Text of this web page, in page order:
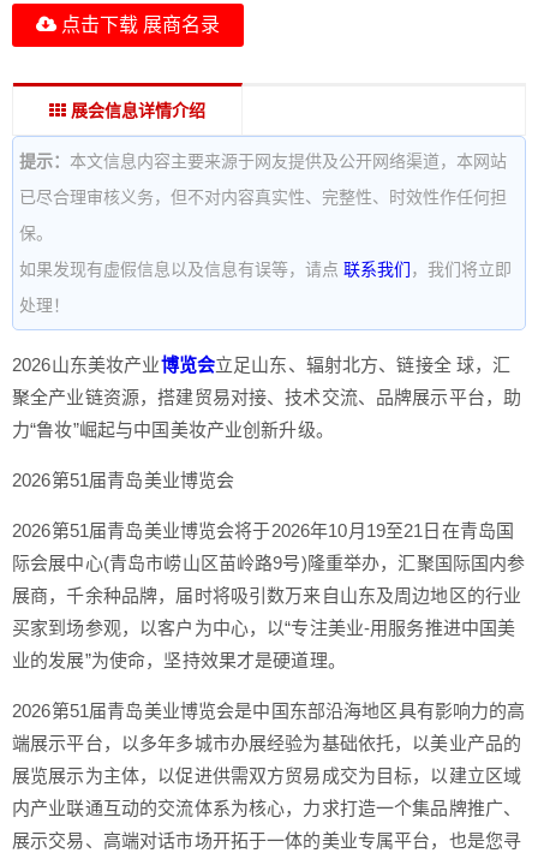
点击下载 展商名录
展会信息详情介绍
提示： 本文信息内容主要来源于网友提供及公开网络渠道，本网站
已尽合理审核义务，但不对内容真实性、完整性、时效性作任何担
保。
如果发现有虚假信息以及信息有误等，请点 联系我们 ，我们将立即
处理！
2026山东美妆产业博览会立足山东、辐射北方、链接全 球，汇
聚全产业链资源，搭建贸易对接、技术交流、品牌展示平台，助
力“鲁妆”崛起与中国美妆产业创新升级。
2026第51届青岛美业博览会
2026第51届青岛美业博览会将于2026年10月19至21日在青岛国
际会展中心(青岛市崂山区苗岭路9号)隆重举办，汇聚国际国内参
展商，千余种品牌，届时将吸引数万来自山东及周边地区的行业
买家到场参观，以客户为中心，以“专注美业-用服务推进中国美
业的发展”为使命，坚持效果才是硬道理。
2026第51届青岛美业博览会是中国东部沿海地区具有影响力的高
端展示平台，以多年多城市办展经验为基础依托，以美业产品的
展览展示为主体，以促进供需双方贸易成交为目标，以建立区域
内产业联通互动的交流体系为核心，力求打造一个集品牌推广、
展示交易、高端对话市场开拓于一体的美业专属平台，也是您寻